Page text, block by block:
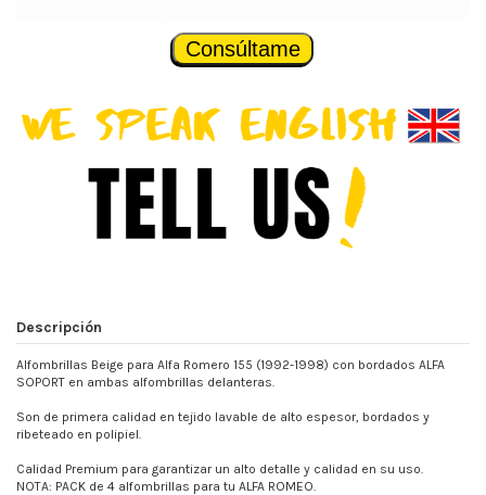
Consúltame
Descripción
Alfombrillas Beige para Alfa Romero 155 (1992-1998) con bordados ALFA
SOPORT en ambas alfombrillas delanteras.
Son de primera calidad en tejido lavable de alto espesor, bordados y
ribeteado en polipiel.
Calidad Premium para garantizar un alto detalle y calidad en su uso.
NOTA: PACK de 4 alfombrillas para tu ALFA ROMEO.